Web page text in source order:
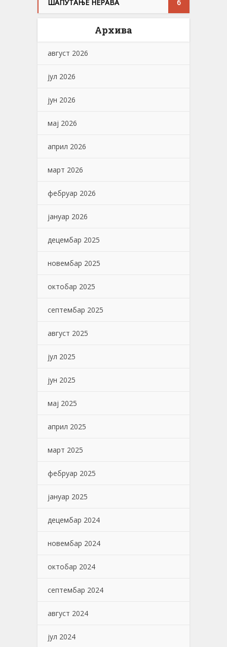
ШАПУТАЊЕ НЕРАВА 6
Архива
август 2026
јул 2026
јун 2026
мај 2026
април 2026
март 2026
фебруар 2026
јануар 2026
децембар 2025
новембар 2025
октобар 2025
септембар 2025
август 2025
јул 2025
јун 2025
мај 2025
април 2025
март 2025
фебруар 2025
јануар 2025
децембар 2024
новембар 2024
октобар 2024
септембар 2024
август 2024
јул 2024